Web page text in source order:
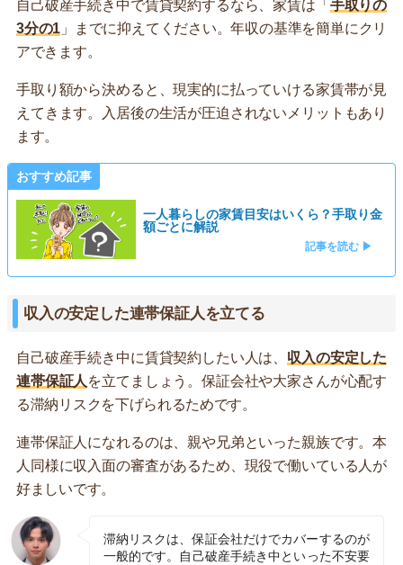
自己破産手続き中で賃貸契約するなら、家賃は「 手取りの
3分の1 」までに抑えてください。年収の基準を簡単にクリ
アできます。
手取り額から決めると、現実的に払っていける家賃帯が見
えてきます。入居後の生活が圧迫されないメリットもあり
ます。
おすすめ記事
一人暮らしの家賃目安はいくら？手取り金
額ごとに解説
記事を読む ▶
収入の安定した連帯保証人を立てる
自己破産手続き中に賃貸契約したい人は、 収入の安定した
連帯保証人 を立てましょう。保証会社や大家さんが心配す
る滞納リスクを下げられるためです。
連帯保証人になれるのは、親や兄弟といった親族です。本
人同様に収入面の審査があるため、現役で働いている人が
好ましいです。
滞納リスクは、保証会社だけでカバーするのが
一般的です。自己破産手続き中といった不安要